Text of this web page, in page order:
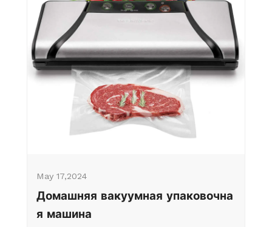
May 17,2024
Домашняя вакуумная упаковочна
я машина